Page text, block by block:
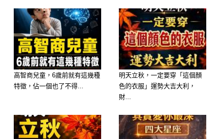
2. 軟糖 (Gummy Candy)
高智商兒童，6歲前就有這幾種
特徵，佔一個也了不得...
明天立秋，一定要穿「這個顏
色的衣服」運勢大吉大利，
財...